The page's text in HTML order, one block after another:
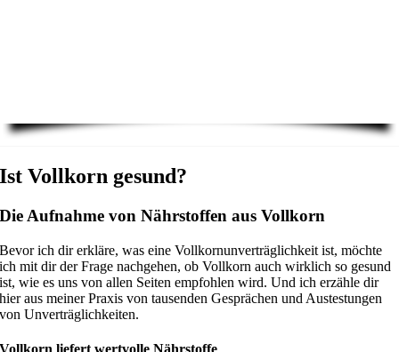
Ist Vollkorn gesund?
Die Aufnahme von Nährstoffen aus Vollkorn
Bevor ich dir erkläre, was eine Vollkornunverträglichkeit ist, möchte
ich mit dir der Frage nachgehen, ob Vollkorn auch wirklich so gesund
ist, wie es uns von allen Seiten empfohlen wird. Und ich erzähle dir
hier aus meiner Praxis von tausenden Gesprächen und Austestungen
von Unverträglichkeiten.
Vollkorn liefert wertvolle Nährstoffe